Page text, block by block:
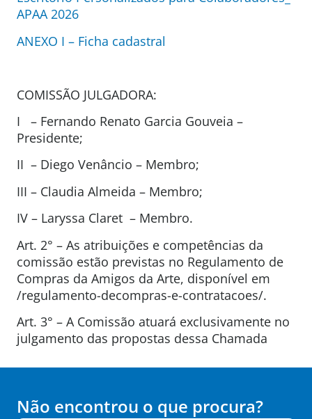
APAA 2026
ANEXO I – Ficha cadastral
COMISSÃO JULGADORA:
I – Fernando Renato Garcia Gouveia –
Presidente;
II – Diego Venâncio – Membro;
III – Claudia Almeida – Membro;
IV – Laryssa Claret – Membro.
Art. 2° – As atribuições e competências da
comissão estão previstas no Regulamento de
Compras da Amigos da Arte, disponível em
/regulamento-decompras-e-contratacoes/.
Art. 3° – A Comissão atuará exclusivamente no
julgamento das propostas dessa Chamada
Não encontrou o que procura?